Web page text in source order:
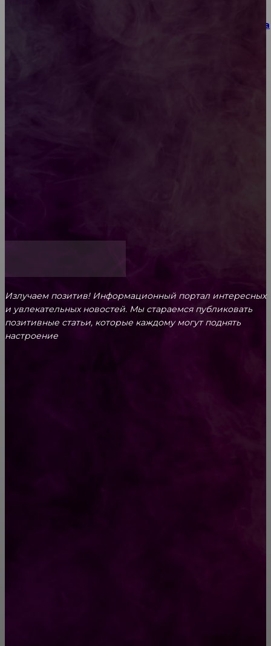
Как выбрать место для проведения корпоратива
Излучаем позитив! Информационный портал интересных
и увлекательных новоcтей. Мы стараемся публиковать
позитивные статьи, которые каждому могут поднять
настроение